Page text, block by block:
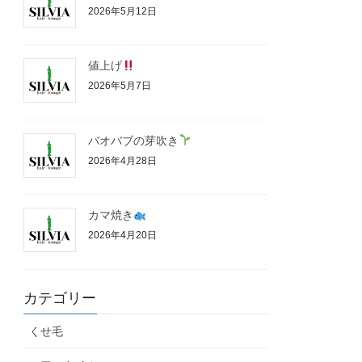
2026年5月12日
値上げ
2026年5月7日
バオバブの芽吹き
2026年4月28日
カマ焼き
2026年4月20日
カテゴリー
くせ毛